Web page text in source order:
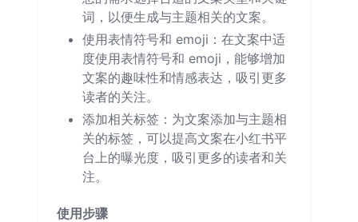
词，以便生成与主题相关的文案。
使用表情符号和 emoji：在文案中适
度使用表情符号和 emoji，能够增加
文案的趣味性和情感表达，吸引更多
读者的关注。
添加相关标签：为文案添加与主题相
关的标签，可以提高文案在小红书平
台上的曝光度，吸引更多的读者和关
注。
使用步骤